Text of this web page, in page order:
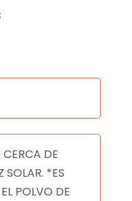
DE
SOLAR. *ES
POLVO DE